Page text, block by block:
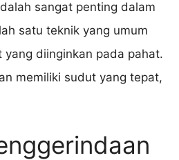
sangat penting dalam
satu teknik yang umum
diinginkan pada pahat.
memiliki sudut yang tepat,